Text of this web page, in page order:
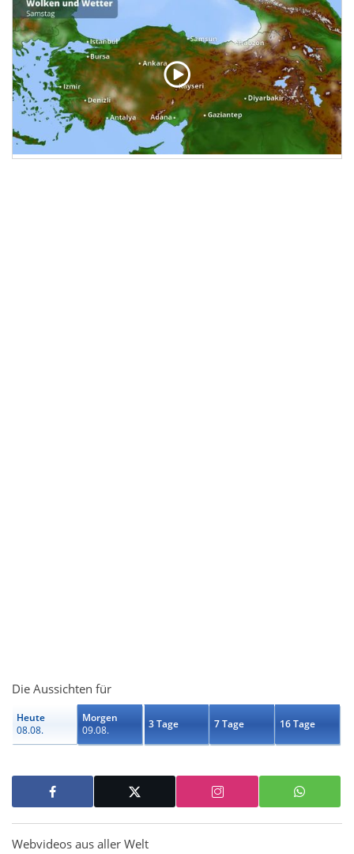
Die Aussichten für
Heute
08.08.
Morgen
09.08.
3 Tage 7 Tage 16 Tage
Webvideos aus aller Welt